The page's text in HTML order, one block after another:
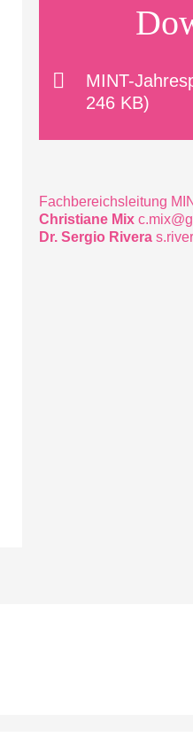
MINT-
246 KB)
Fachbereichsleitung
Christiane Mix
Dr. Sergio Rivera